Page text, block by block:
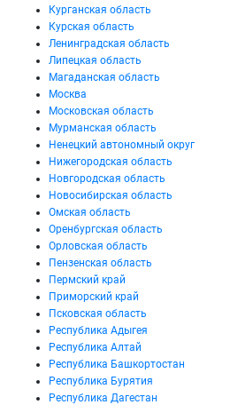
Курганская область
Курская область
Ленинградская область
Липецкая область
Магаданская область
Москва
Московская область
Мурманская область
Ненецкий автономный округ
Нижегородская область
Новгородская область
Новосибирская область
Омская область
Оренбургская область
Орловская область
Пензенская область
Пермский край
Приморский край
Псковская область
Республика Адыгея
Республика Алтай
Республика Башкортостан
Республика Бурятия
Республика Дагестан